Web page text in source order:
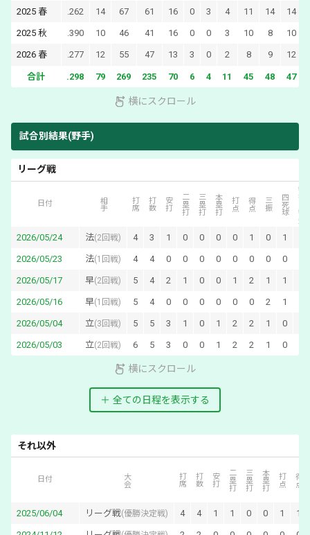
2025 春 .262 14 67 61 16 0 3 4 11 14 14
2025 秋 .390 10 46 41 16 0 0 3 10 8 10
2026 春 .277 12 55 47 13 3 0 2 8 9 12
合計 .298 79 269 235 70 6 4 11 45 48 47
横にスクロール
試合別結果(野手)
リーグ戦
日付 相手 打席 打数 安打 二塁打 三塁打 本塁打 打点 得点 三振 四死球 犠打・犠飛
2026/05/24 法(2回戦) 4 3 1 0 0 0 0 1 0 1
2026/05/23 法(1回戦) 4 4 0 0 0 0 0 0 0 0
2026/05/17 早(2回戦) 5 4 2 1 0 0 1 2 1 1
2026/05/16 早(1回戦) 5 4 0 0 0 0 0 0 2 1
2026/05/04 立(3回戦) 5 5 3 1 0 1 2 2 1 0
2026/05/03 立(2回戦) 6 5 3 0 0 1 2 2 1 0
横にスクロール
全ての日程を表示する
それ以外
日付 大会 打席 打数 安打 二塁打 三塁打 本塁打 打点 得点
2025/06/04 リーグ戦(優勝決定戦) 4 4 1 1 0 0 1 1